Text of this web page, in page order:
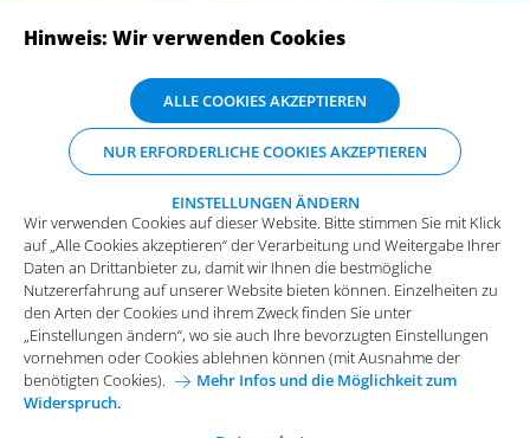
Impressum Datenschutz
Allgemeine Einkaufsbedingungen
Karriere bei Arvato Systems Kontakt
Wir verwenden Cookies auf dieser Website. Bitte stimmen Sie mit Klick
auf „Alle Cookies akzeptieren“ der Verarbeitung und Weitergabe Ihrer
Daten an Drittanbieter zu, damit wir Ihnen die bestmögliche
Nutzererfahrung auf unserer Website bieten können. Einzelheiten zu
den Arten der Cookies und ihrem Zweck finden Sie unter
„Einstellungen ändern“, wo sie auch Ihre bevorzugten Einstellungen
vornehmen oder Cookies ablehnen können (mit Ausnahme der
benötigten Cookies).
Mehr Infos und die Möglichkeit zum
Widerspruch.
Hinweis: Wir verwenden Cookies
ALLE COOKIES AKZEPTIEREN
NUR ERFORDERLICHE COOKIES AKZEPTIEREN
EINSTELLUNGEN ÄNDERN
Wir verwenden Cookies auf dieser Website. Bitte stimmen Sie mit Klick
auf „Alle Cookies akzeptieren“ der Verarbeitung und Weitergabe Ihrer
Daten an Drittanbieter zu, damit wir Ihnen die bestmögliche
Nutzererfahrung auf unserer Website bieten können. Einzelheiten zu
den Arten der Cookies und ihrem Zweck finden Sie unter
„Einstellungen ändern“, wo sie auch Ihre bevorzugten Einstellungen
vornehmen oder Cookies ablehnen können (mit Ausnahme der
benötigten Cookies).
Mehr Infos und die Möglichkeit zum
Widerspruch.
Funktionale Cookies
Diese Cookies sind essenziell wichtig für die einwandfreie
Funktion der Website.
Analytische Cookies